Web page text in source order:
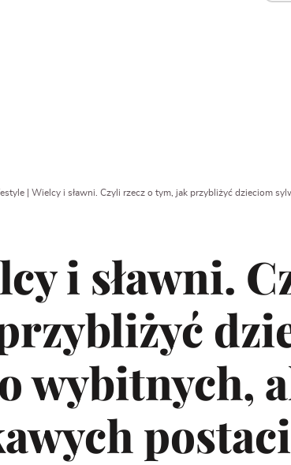
| Wielcy i sławni. Czyli rzecz o tym, jak przybliżyć dzieciom
i sławni.
wybitnych,
postaci